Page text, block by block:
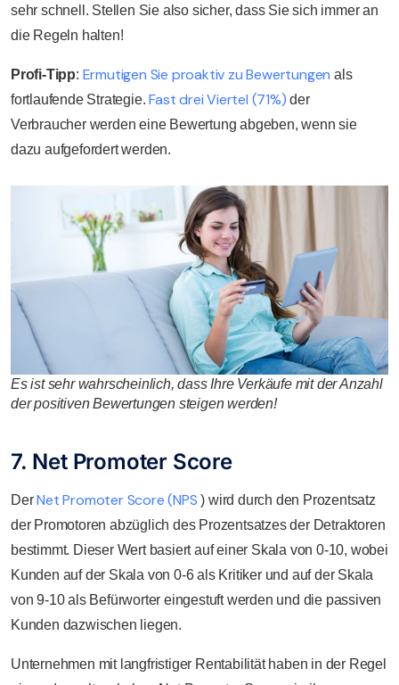
sehr schnell. Stellen Sie also sicher, dass Sie sich immer an
die Regeln halten!
Profi-Tipp: Ermutigen Sie proaktiv zu Bewertungen als
fortlaufende Strategie.Fast drei Viertel (71%) der
Verbraucher werden eine Bewertung abgeben, wenn sie
dazu aufgefordert werden.
Es ist sehr wahrscheinlich, dass Ihre Verkäufe mit der Anzahl
der positiven Bewertungen steigen werden!
7. Net Promoter Score
DerNet Promoter Score (NPS ) wird durch den Prozentsatz
der Promotoren abzüglich des Prozentsatzes der Detraktoren
bestimmt. Dieser Wert basiert auf einer Skala von 0-10, wobei
Kunden auf der Skala von 0-6 als Kritiker und auf der Skala
von 9-10 als Befürworter eingestuft werden und die passiven
Kunden dazwischen liegen.
Unternehmen mit langfristiger Rentabilität haben in der Regel